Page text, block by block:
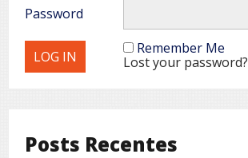
Password
Remember Me
Lost your password?
Posts Recentes